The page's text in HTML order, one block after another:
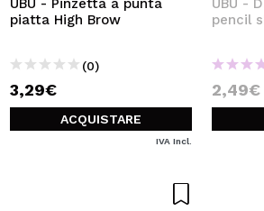
UBU - Pinzetta a punta
piatta High Brow
(0)
3,29€
ACQUISTARE
IVA Incl.
UBU -
pencil
2,49€